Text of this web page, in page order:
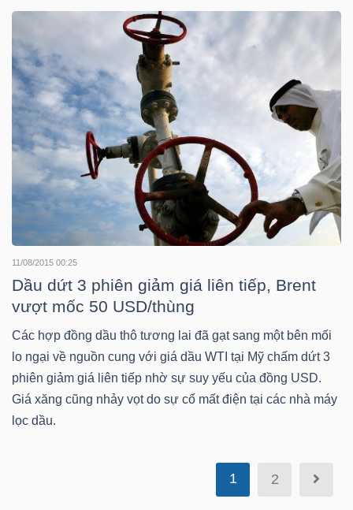
11/08/2015 00:25
Dầu dứt 3 phiên giảm giá liên tiếp, Brent
vượt mốc 50 USD/thùng
Các hợp đồng dầu thô tương lai đã gạt sang một bên mối
lo ngại về nguồn cung với giá dầu WTI tại Mỹ chấm dứt 3
phiên giảm giá liên tiếp nhờ sự suy yếu của đồng USD.
Giá xăng cũng nhảy vọt do sự cố mất điện tại các nhà máy
lọc dầu.
1 2
Bài
viết
của
tác
giả
(-)
Báo
cáo
tích
Thuật
ngữ
(-)